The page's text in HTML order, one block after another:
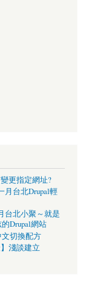
更指定網址?
月台北Drupal輕
台北小聚～就是
Drupal網站
文切換配方
】淺談建立